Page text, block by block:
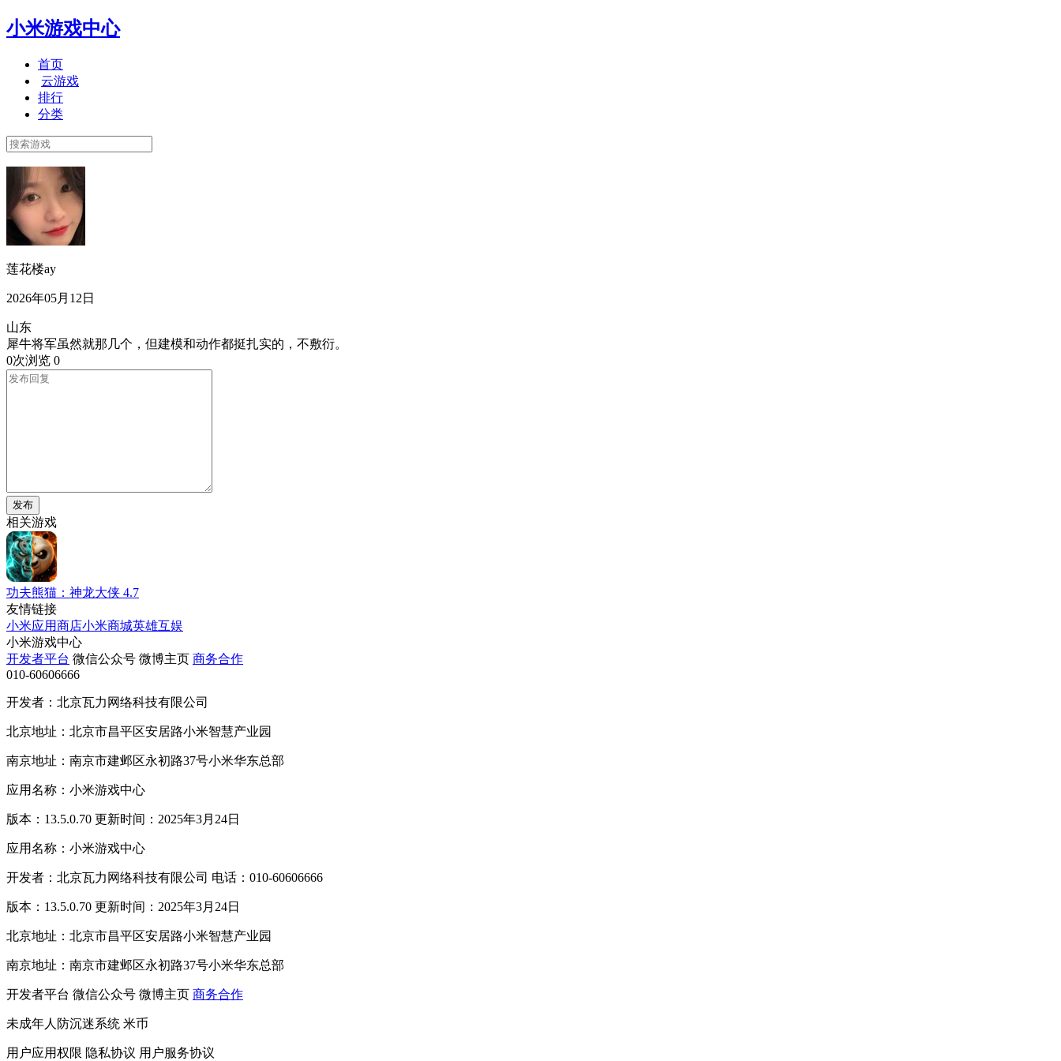
小米游戏中心
首页
云游戏
排行
分类
莲花楼ay
2026年05月12日
山东
犀牛将军虽然就那几个，但建模和动作都挺扎实的，不敷衍。
0次浏览 0
发布
相关游戏
功夫熊猫：神龙大侠 4.7
友情链接
小米应用商店小米商城英雄互娱
小米游戏中心
开发者平台 微信公众号 微博主页 商务合作
010-60606666
开发者：北京瓦力网络科技有限公司
北京地址：北京市昌平区安居路小米智慧产业园
南京地址：南京市建邺区永初路37号小米华东总部
应用名称：小米游戏中心
版本：13.5.0.70 更新时间：2025年3月24日
应用名称：小米游戏中心
开发者：北京瓦力网络科技有限公司 电话：010-60606666
版本：13.5.0.70 更新时间：2025年3月24日
北京地址：北京市昌平区安居路小米智慧产业园
南京地址：南京市建邺区永初路37号小米华东总部
开发者平台 微信公众号 微博主页 商务合作
未成年人防沉迷系统 米币
用户应用权限 隐私协议 用户服务协议